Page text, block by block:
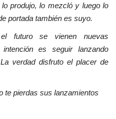
lo produjo, lo mezcló y luego lo
portada también es suyo.
futuro se vienen nuevas
es seguir lanzando
verdad disfruto el placer de
te pierdas sus lanzamientos